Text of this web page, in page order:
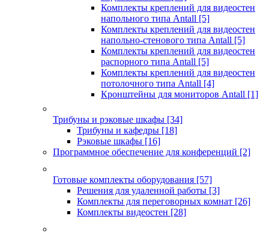
Комплекты креплений для видеостен
напольного типа Antall [5]
Комплекты креплений для видеостен
напольно-стенового типа Antall [5]
Комплекты креплений для видеостен
распорного типа Antall [5]
Комплекты креплений для видеостен
потолочного типа Antall [4]
Кронштейны для мониторов Antall [1]
Трибуны и рэковые шкафы [34]
Трибуны и кафедры [18]
Рэковые шкафы [16]
Программное обеспечение для конференций [2]
Готовые комплекты оборудования [57]
Решения для удаленной работы [3]
Комплекты для переговорных комнат [26]
Комплекты видеостен [28]